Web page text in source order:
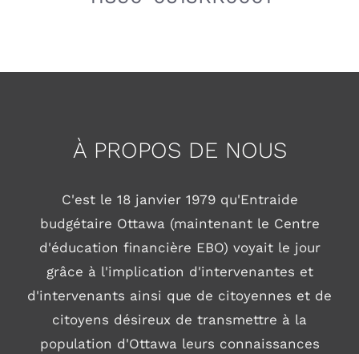
À PROPOS DE NOUS
C'est le 18 janvier 1979 qu'Entraide
budgétaire Ottawa (maintenant le Centre
d'éducation financière EBO) voyait le jour
grâce à l'implication d'intervenantes et
d'intervenants ainsi que de citoyennes et de
citoyens désireux de transmettre à la
population d'Ottawa leurs connaissances